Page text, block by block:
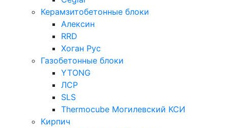
Керамзитобетонные блоки
Алексин
RRD
Хоган Рус
Газобетонные блоки
YTONG
ЛСР
SLS
Thermocube Могилевский КСИ
Кирпич